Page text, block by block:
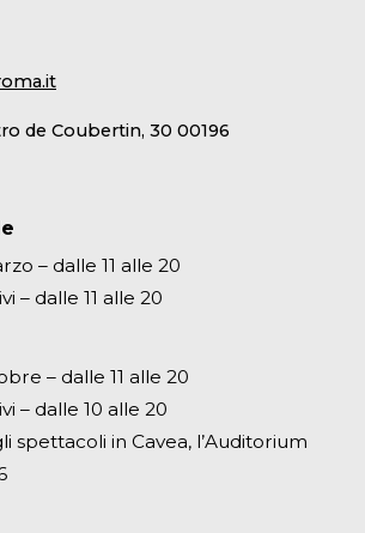
de Coubertin, 30 00196
– dalle 11 alle 20
– dalle 11 alle 20
– dalle 11 alle 20
– dalle 10 alle 20
spettacoli in Cavea, l’Auditorium